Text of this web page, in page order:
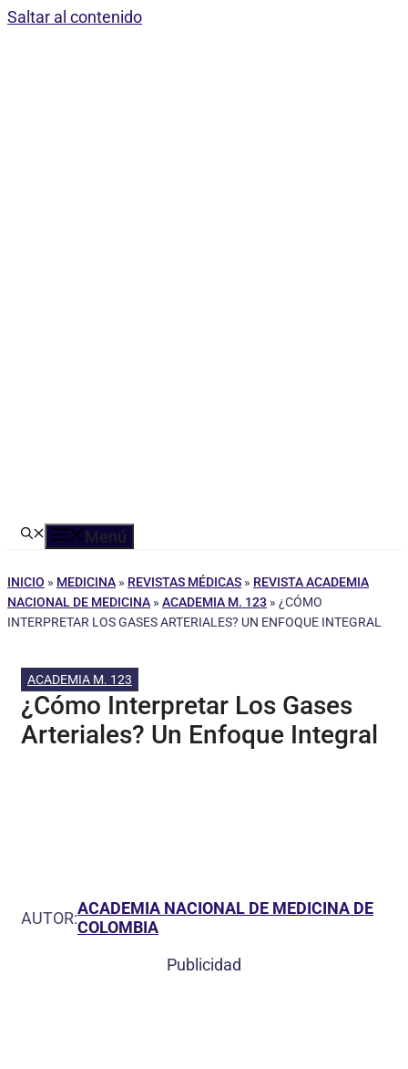
Saltar al contenido
Menú
INICIO » MEDICINA » REVISTAS MÉDICAS » REVISTA ACADEMIA
NACIONAL DE MEDICINA » ACADEMIA M. 123 » ¿CÓMO
INTERPRETAR LOS GASES ARTERIALES? UN ENFOQUE INTEGRAL
ACADEMIA M. 123
¿Cómo Interpretar Los Gases
Arteriales? Un Enfoque Integral
AUTOR:ACADEMIA NACIONAL DE MEDICINA DE
COLOMBIA
Publicidad